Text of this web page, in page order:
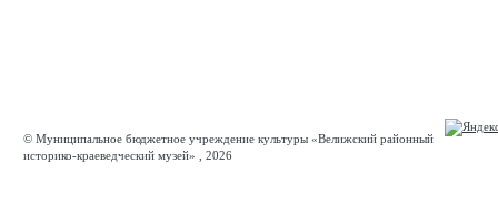
© Муниципальное бюджетное учреждение культуры «Велижский районный
историко-краеведческий музей» , 2026